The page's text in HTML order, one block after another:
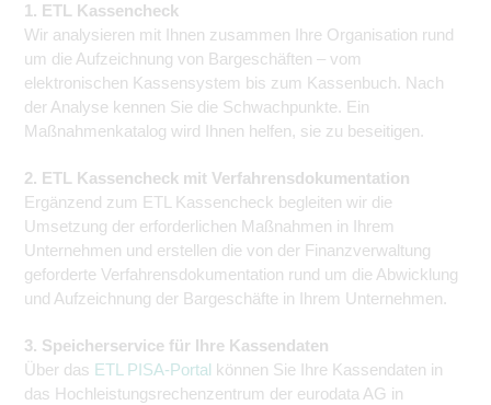
1. ETL Kassencheck
Wir analysieren mit Ihnen zusammen Ihre Organisation rund
um die Aufzeichnung von Bargeschäften – vom
elektronischen Kassensystem bis zum Kassenbuch. Nach
der Analyse kennen Sie die Schwachpunkte. Ein
Maßnahmenkatalog wird Ihnen helfen, sie zu beseitigen.
2. ETL Kassencheck mit Verfahrensdokumentation
Ergänzend zum ETL Kassencheck begleiten wir die
Umsetzung der erforderlichen Maßnahmen in Ihrem
Unternehmen und erstellen die von der Finanzverwaltung
geforderte Verfahrensdokumentation rund um die Abwicklung
und Aufzeichnung der Bargeschäfte in Ihrem Unternehmen.
3. Speicherservice für Ihre Kassendaten
Über das ETL PISA-Portal können Sie Ihre Kassendaten in
das Hochleistungsrechenzentrum der eurodata AG in